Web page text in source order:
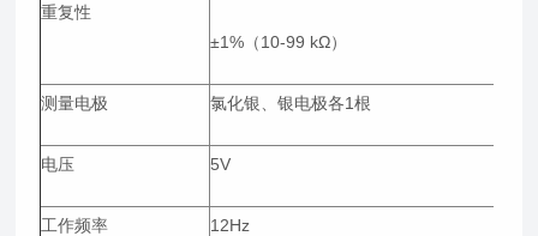
重复性
±1%（10-99 kΩ）
测量电极 氯化银、银电极各1根
电压 5V
工作频率 12Hz